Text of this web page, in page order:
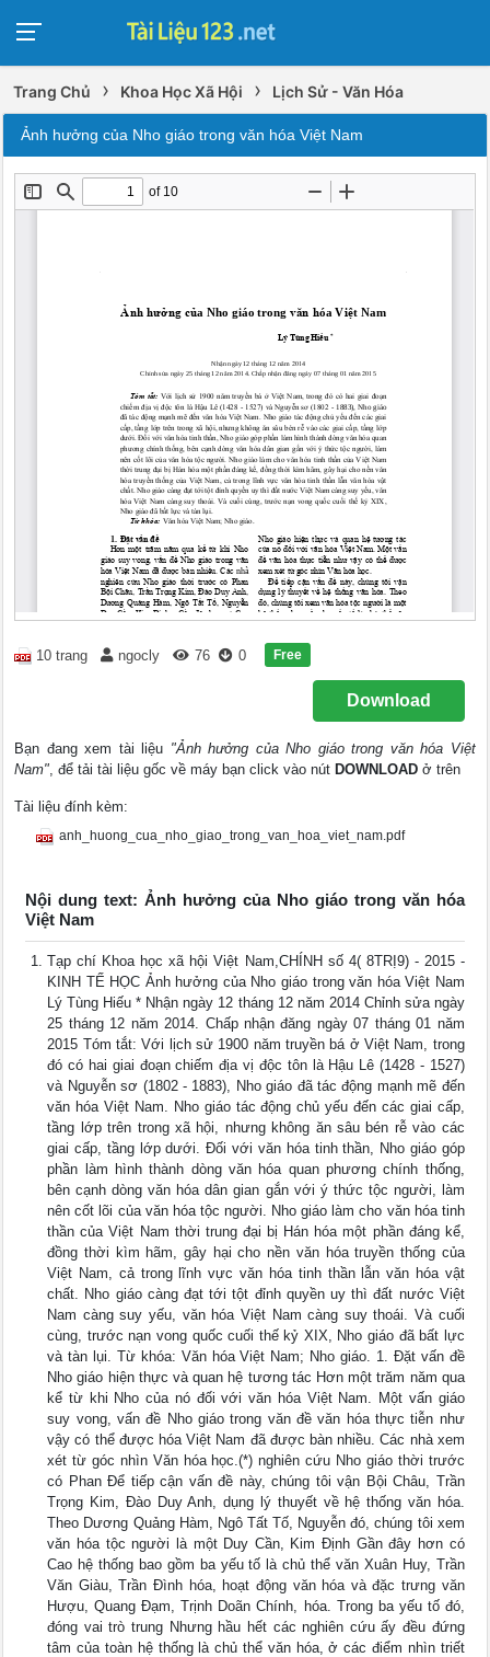
Trang Chủ › Khoa Học Xã Hội › Lịch Sử - Văn Hóa
Ảnh hưởng của Nho giáo trong văn hóa Việt Nam
10 trang ngocly 76 0 Free
Download
Bạn đang xem tài liệu "Ảnh hưởng của Nho giáo trong văn hóa Việt
Nam", để tải tài liệu gốc về máy bạn click vào nút DOWNLOAD ở trên
Tài liệu đính kèm:
anh_huong_cua_nho_giao_trong_van_hoa_viet_nam.pdf
Nội dung text: Ảnh hưởng của Nho giáo trong văn hóa
Việt Nam
Tạp chí Khoa học xã hội Việt Nam,CHÍNH số 4( 8TRỊ9) - 2015 -
KINH TẾ HỌC Ảnh hưởng của Nho giáo trong văn hóa Việt Nam
Lý Tùng Hiếu * Nhận ngày 12 tháng 12 năm 2014 Chỉnh sửa ngày
25 tháng 12 năm 2014. Chấp nhận đăng ngày 07 tháng 01 năm
2015 Tóm tắt: Với lịch sử 1900 năm truyền bá ở Việt Nam, trong
đó có hai giai đoạn chiếm địa vị độc tôn là Hậu Lê (1428 - 1527)
và Nguyễn sơ (1802 - 1883), Nho giáo đã tác động mạnh mẽ đến
văn hóa Việt Nam. Nho giáo tác động chủ yếu đến các giai cấp,
tầng lớp trên trong xã hội, nhưng không ăn sâu bén rễ vào các
giai cấp, tầng lớp dưới. Đối với văn hóa tinh thần, Nho giáo góp
phần làm hình thành dòng văn hóa quan phương chính thống,
bên cạnh dòng văn hóa dân gian gắn với ý thức tộc người, làm
nên cốt lõi của văn hóa tộc người. Nho giáo làm cho văn hóa tinh
thần của Việt Nam thời trung đại bị Hán hóa một phần đáng kể,
đồng thời kìm hãm, gây hại cho nền văn hóa truyền thống của
Việt Nam, cả trong lĩnh vực văn hóa tinh thần lẫn văn hóa vật
chất. Nho giáo càng đạt tới tột đỉnh quyền uy thì đất nước Việt
Nam càng suy yếu, văn hóa Việt Nam càng suy thoái. Và cuối
cùng, trước nạn vong quốc cuối thế kỷ XIX, Nho giáo đã bất lực
và tàn lụi. Từ khóa: Văn hóa Việt Nam; Nho giáo. 1. Đặt vấn đề
Nho giáo hiện thực và quan hệ tương tác Hơn một trăm năm qua
kể từ khi Nho của nó đối với văn hóa Việt Nam. Một vấn giáo
suy vong, vấn đề Nho giáo trong văn đề văn hóa thực tiễn như
vậy có thể được hóa Việt Nam đã được bàn nhiều. Các nhà xem
xét từ góc nhìn Văn hóa học.(*) nghiên cứu Nho giáo thời trước
có Phan Để tiếp cận vấn đề này, chúng tôi vận Bội Châu, Trần
Trọng Kim, Đào Duy Anh, dụng lý thuyết về hệ thống văn hóa.
Theo Dương Quảng Hàm, Ngô Tất Tố, Nguyễn đó, chúng tôi xem
văn hóa tộc người là một Duy Cần, Kim Định Gần đây hơn có
Cao hệ thống bao gồm ba yếu tố là chủ thể văn Xuân Huy, Trần
Văn Giàu, Trần Đình hóa, hoạt động văn hóa và đặc trưng văn
Hượu, Quang Đạm, Trịnh Doãn Chính, hóa. Trong ba yếu tố đó,
đóng vai trò trung Nhưng hầu hết các nghiên cứu ấy đều đứng
tâm của toàn hệ thống là chủ thể văn hóa, ở các điểm nhìn triết